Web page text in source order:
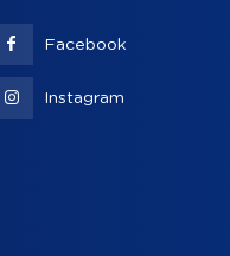
Facebook
Instagram